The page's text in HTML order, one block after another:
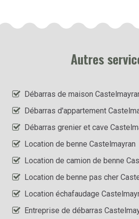
Autres
Débarras de maison
Débarras d'appartement
Débarras grenier et cave
Location de benne Castelmayran
Location de camion de benne
Location de benne pas cher
Location échafaudage
Entreprise de débarras